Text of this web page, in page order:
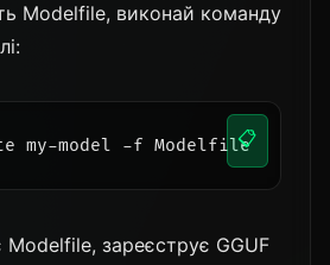
Modelfile, виконай команду
my-model -f Modelfile
📋
Modelfile, зареєструє GGUF